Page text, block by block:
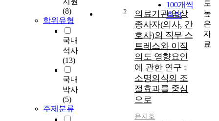
(8)
학위유형
국내
석사
(13)
국내
박사
(5)
주제분류
100개씩
출력
2
의료기관 임상
종사자(의사, 간
호사)의 직무 스
트레스와 이직
의도 영향요인
에 관한 연구 :
소명의식의 조
절효과를 중심
으로
윤치호
도
높
은
자
료